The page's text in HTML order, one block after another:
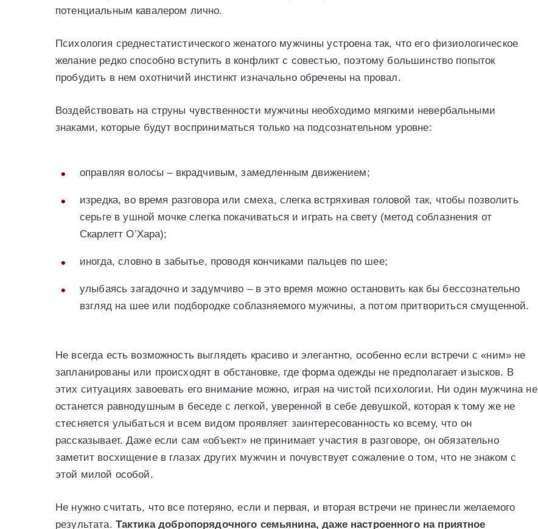
потенциальным кавалером лично.
Психология среднестатистического женатого мужчины устроена так, что его физиологическое
желание редко способно вступить в конфликт с совестью, поэтому большинство попыток
пробудить в нем охотничий инстинкт изначально обречены на провал.
Воздействовать на струны чувственности мужчины необходимо мягкими невербальными
знаками, которые будут восприниматься только на подсознательном уровне:
оправляя волосы – вкрадчивым, замедленным движением;
изредка, во время разговора или смеха, слегка встряхивая головой так, чтобы позволить
серьге в ушной мочке слегка покачиваться и играть на свету (метод соблазнения от
Скарлетт О’Хара);
иногда, словно в забытье, проводя кончиками пальцев по шее;
улыбаясь загадочно и задумчиво – в это время можно остановить как бы бессознательно
взгляд на шее или подбородке соблазняемого мужчины, а потом притвориться смущенной.
Не всегда есть возможность выглядеть красиво и элегантно, особенно если встречи с «ним» не
запланированы или происходят в обстановке, где форма одежды не предполагает изысков. В
этих ситуациях завоевать его внимание можно, играя на чистой психологии. Ни один мужчина не
останется равнодушным в беседе с легкой, уверенной в себе девушкой, которая к тому же не
стесняется улыбаться и всем видом проявляет заинтересованность ко всему, что он
рассказывает. Даже если сам «объект» не принимает участия в разговоре, он обязательно
заметит восхищение в глазах других мужчин и почувствует сожаление о том, что не знаком с
этой милой особой.
Не нужно считать, что все потеряно, если и первая, и вторая встречи не принесли желаемого
результата. Тактика добропорядочного семьянина, даже настроенного на приятное